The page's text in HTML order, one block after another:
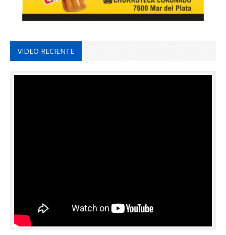
VIDEO RECIENTE